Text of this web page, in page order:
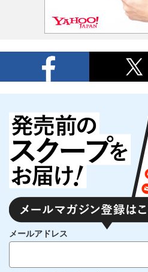
メールアドレス